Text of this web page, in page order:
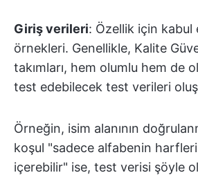
Giriş verileri: Özellik için kabul
örnekleri. Genellikle, Kalite
takımları, hem olumlu hem de
test edebilecek test verileri
Örneğin, isim alanının
koşul "sadece alfabenin
içerebilir" ise, test verisi şöyle